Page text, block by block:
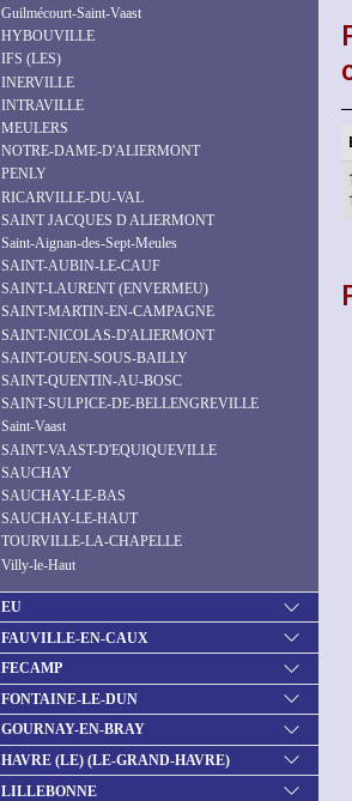
Guilmécourt-Saint-Vaast
HYBOUVILLE
IFS (LES)
INERVILLE
INTRAVILLE
MEULERS
NOTRE-DAME-D'ALIERMONT
PENLY
RICARVILLE-DU-VAL
SAINT JACQUES D ALIERMONT
Saint-Aignan-des-Sept-Meules
SAINT-AUBIN-LE-CAUF
SAINT-LAURENT (ENVERMEU)
SAINT-MARTIN-EN-CAMPAGNE
SAINT-NICOLAS-D'ALIERMONT
SAINT-OUEN-SOUS-BAILLY
SAINT-QUENTIN-AU-BOSC
SAINT-SULPICE-DE-BELLENGREVILLE
Saint-Vaast
SAINT-VAAST-D'EQUIQUEVILLE
SAUCHAY
SAUCHAY-LE-BAS
SAUCHAY-LE-HAUT
TOURVILLE-LA-CHAPELLE
Villy-le-Haut
EU
FAUVILLE-EN-CAUX
FECAMP
FONTAINE-LE-DUN
GOURNAY-EN-BRAY
HAVRE (LE) (LE-GRAND-HAVRE)
LILLEBONNE